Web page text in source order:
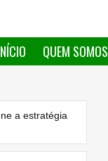
QUEM SOMOS
a estratégia